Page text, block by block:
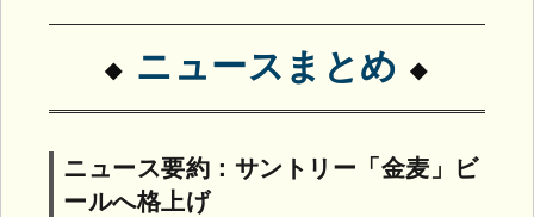
ニュースまとめ
ニュース要約：サントリー「金麦」ビ
ールへ格上げ